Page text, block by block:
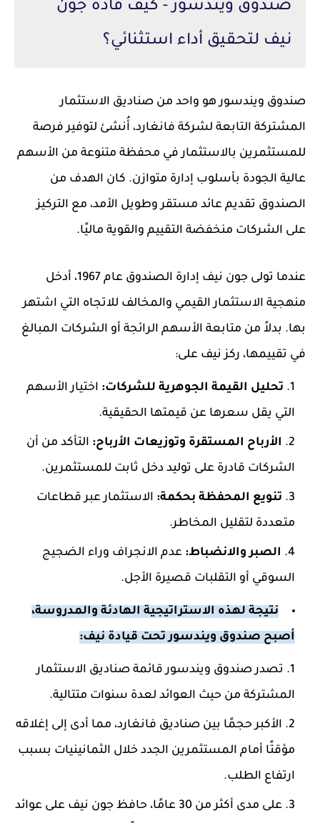
صندوق ويندسور - كيف قاده جون
نيف لتحقيق أداء استثنائي؟
صندوق ويندسور هو واحد من صناديق الاستثمار
المشتركة التابعة لشركة فانغارد، أُنشئ لتوفير فرصة
للمستثمرين بالاستثمار في محفظة متنوعة من الأسهم
عالية الجودة بأسلوب إدارة متوازن. كان الهدف من
الصندوق تقديم عائد مستقر وطويل الأمد، مع التركيز
على الشركات منخفضة التقييم والقوية ماليًا.
عندما تولى جون نيف إدارة الصندوق عام 1967، أدخل
منهجية الاستثمار القيمي والمخالف للاتجاه التي اشتهر
بها. بدلاً من متابعة الأسهم الرائجة أو الشركات المبالغ
في تقييمها، ركز نيف على:
تحليل القيمة الجوهرية للشركات: اختيار الأسهم
التي يقل سعرها عن قيمتها الحقيقية.
الأرباح المستقرة وتوزيعات الأرباح: التأكد من أن
الشركات قادرة على توليد دخل ثابت للمستثمرين.
تنويع المحفظة بحكمة: الاستثمار عبر قطاعات
متعددة لتقليل المخاطر.
الصبر والانضباط: عدم الانجراف وراء الضجيج
السوقي أو التقلبات قصيرة الأجل.
نتيجة لهذه الاستراتيجية الهادئة والمدروسة،
أصبح صندوق ويندسور تحت قيادة نيف:
تصدر صندوق ويندسور قائمة صناديق الاستثمار
المشتركة من حيث العوائد لعدة سنوات متتالية.
الأكبر حجمًا بين صناديق فانغارد، مما أدى إلى إغلاقه
مؤقتًا أمام المستثمرين الجدد خلال الثمانينيات بسبب
ارتفاع الطلب.
على مدى أكثر من 30 عامًا، حافظ جون نيف على عوائد